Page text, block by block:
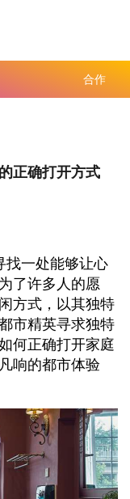
合作
正确打开方式
找一处能够让心
了许多人的愿
方式，以其独特
市精英寻求独特
何正确打开家庭
响的都市体验